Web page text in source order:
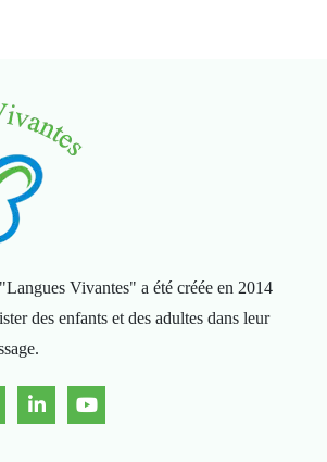
Vivantes" a été créée en 2014
des enfants et des adultes dans leur